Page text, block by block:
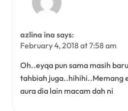
azlina ina says:
February 4, 2018 at 7:58 am
Oh..eyqa pun sama masih
tahbiah juga..hihihi..Memang
aura dia lain macam dah ni